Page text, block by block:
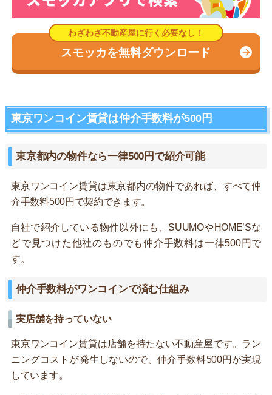
スモッカを無料ダウンロード
東京ワンコイン賃貸は仲介手数料が500円
東京都内の物件なら一律500円で紹介可能
東京ワンコイン賃貸は東京都内の物件であれば、すべて仲
介手数料500円で契約できます。
自社で紹介している物件以外にも、SUUMOやHOME’Sな
どで見つけた他社のものでも仲介手数料は一律500円で
す。
仲介手数料がワンコインで済む仕組み
実店舗を持っていない
東京ワンコイン賃貸は店舗を持たない不動産屋です。ラン
ニングコストが発生しないので、仲介手数料500円が実現
しています。